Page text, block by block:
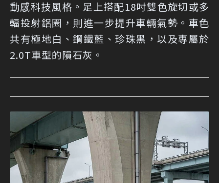
動感科技風格。足上搭配18吋雙色旋切或多
輻投射鋁圈，則進一步提升車輛氣勢。車色
共有極地白、鋼鐵藍、珍珠黑，以及專屬於
2.0T車型的隕石灰。